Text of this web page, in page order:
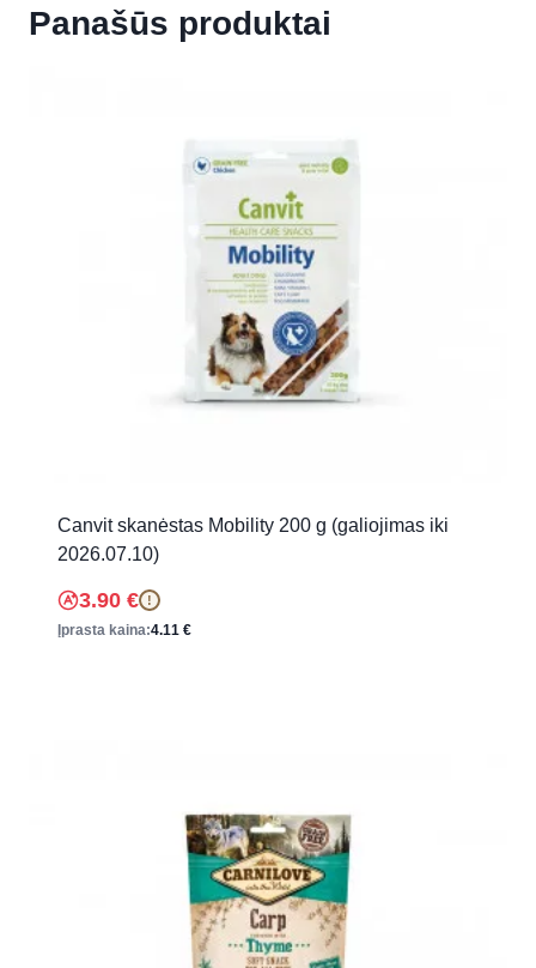
Panašūs produktai
Canvit skanėstas Mobility 200 g (galiojimas iki
2026.07.10)
3.90 € !
Įprasta kaina:4.11 €